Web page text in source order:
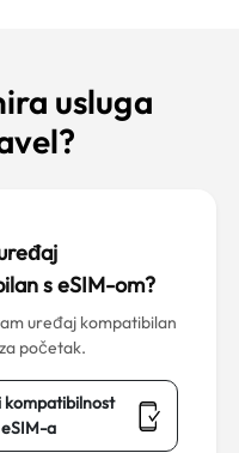
usluga
s eSIM-om?
uređaj kompatibilan
početak.
kompatibilnost
eSIM-a